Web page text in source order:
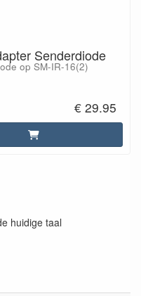
Senderdiode
op SM-IR-16(2)
€ 29.95
huidige taal